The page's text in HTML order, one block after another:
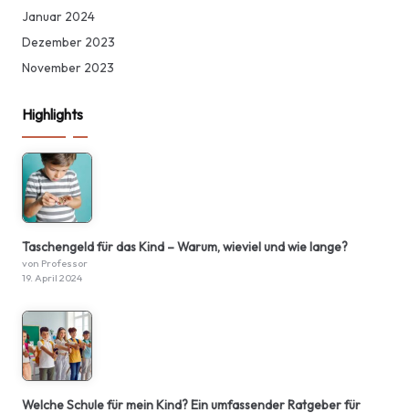
Januar 2024
Dezember 2023
November 2023
Highlights
Taschengeld für das Kind – Warum, wieviel und wie lange?
von Professor
19. April 2024
Welche Schule für mein Kind? Ein umfassender Ratgeber für